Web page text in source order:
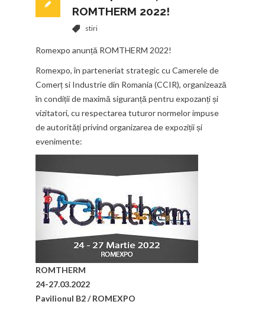
ROMTHERM 2022!
stiri
Romexpo anunță ROMTHERM 2022!
Romexpo, în parteneriat strategic cu Camerele de
Comerț si Industrie din Romania (CCIR), organizează
în condiții de maximă siguranță pentru expozanți și
vizitatori, cu respectarea tuturor normelor impuse
de autorități privind organizarea de expoziții și
evenimente:
ROMTHERM
24-27.03.2022
Pavilionul B2 / ROMEXPO